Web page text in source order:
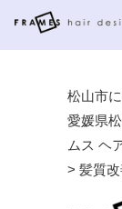
松山市
愛媛県
ムス ヘ
> 髪質